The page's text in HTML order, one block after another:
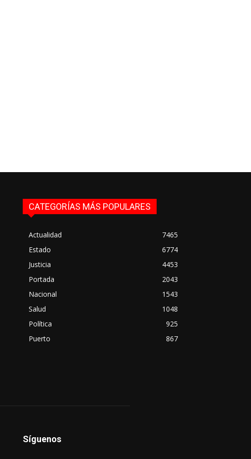
CATEGORÍAS MÁS POPULARES
Actualidad
7465
Estado
6774
Justicia
4453
Portada
2043
Nacional
1543
Salud
1048
Política
925
Puerto
867
Síguenos